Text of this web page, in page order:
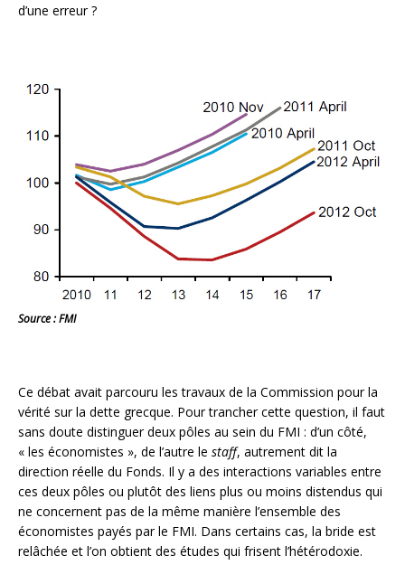
d’une erreur ?
Source : FMI
Ce débat avait parcouru les travaux de la Commission pour la
vérité sur la dette grecque. Pour trancher cette question, il faut
sans doute distinguer deux pôles au sein du FMI : d’un côté,
« les économistes », de l’autre le staff, autrement dit la
direction réelle du Fonds. Il y a des interactions variables entre
ces deux pôles ou plutôt des liens plus ou moins distendus qui
ne concernent pas de la même manière l’ensemble des
économistes payés par le FMI. Dans certains cas, la bride est
relâchée et l’on obtient des études qui frisent l’hétérodoxie.